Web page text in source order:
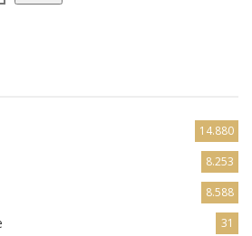
14.880
8.253
8.588
31